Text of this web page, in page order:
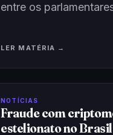
entre os
LER MATÉRIA →
NOTÍCIAS
Fraude com
estelionato no Brasil